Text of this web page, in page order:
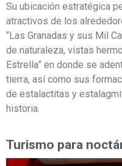
Su ubicación estratégica
atractivos de los
“Las Granadas y sus Mil
de naturaleza, vistas
Estrella” en donde se
tierra, así como sus
de estalactitas y
historia.
Turismo para